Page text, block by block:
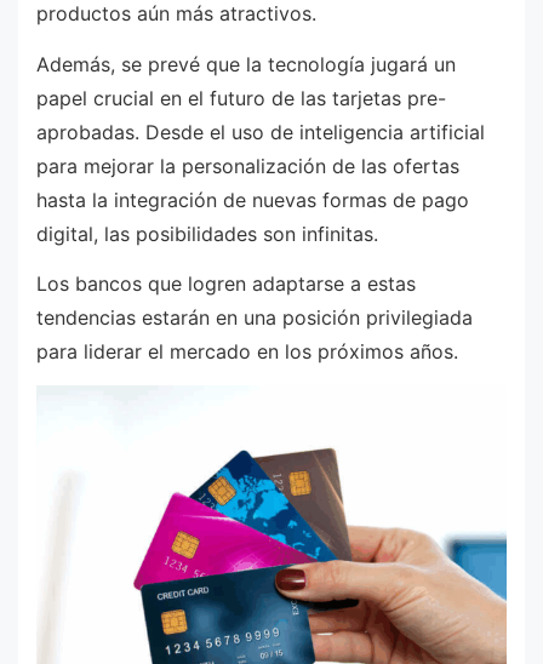
productos aún más atractivos.
Además, se prevé que la tecnología jugará un
papel crucial en el futuro de las tarjetas pre-
aprobadas. Desde el uso de inteligencia artificial
para mejorar la personalización de las ofertas
hasta la integración de nuevas formas de pago
digital, las posibilidades son infinitas.
Los bancos que logren adaptarse a estas
tendencias estarán en una posición privilegiada
para liderar el mercado en los próximos años.